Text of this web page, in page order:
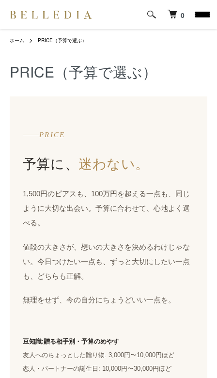
0
ホーム PRICE（予算で選ぶ）
PRICE（予算で選ぶ）
PRICE
予算に、 迷わない。
1,500円のピアスも、100万円を超える一点も、同じ
ように大切な出会い。予算に合わせて、心地よく選
べる。
値段の大きさが、想いの大きさを決めるわけじゃな
い。今日つけたい一点も、ずっと大切にしたい一点
も、どちらも正解。
無理をせず、今の自分にちょうどいい一点を。
豆知識:贈る相手別・予算のめやす
友人へのちょっとした贈り物: 3,000円〜10,000円ほど
恋人・パートナーの誕生日: 10,000円〜30,000円ほど